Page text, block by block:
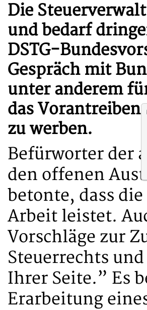
Die
und bedarf
DSTG-
Gespräch mit
unter anderem
das
zu werben.
Befürworter der
den offenen
betonte, dass
Arbeit leistet.
Vorschläge zur
Steuerrechts
Ihrer Seite.” Es
Erarbeitung